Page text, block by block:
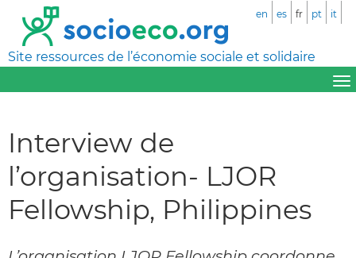
Site ressources de l’économie sociale et solidaire
en es fr pt it
Interview de
l’organisation- LJOR
Fellowship, Philippines